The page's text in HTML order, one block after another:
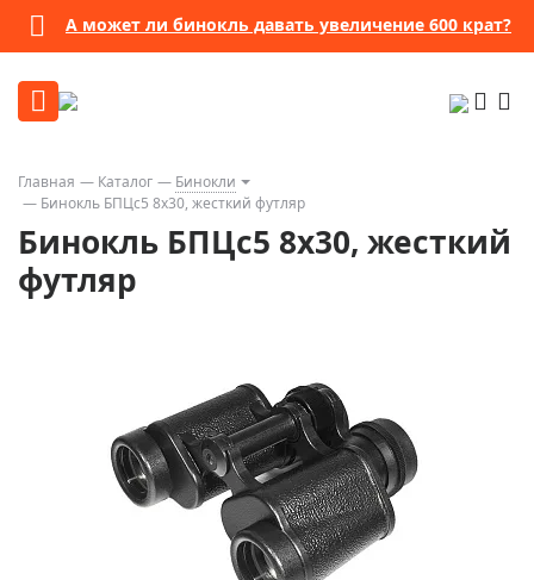
А может ли бинокль давать увеличение 600 крат?
Главная Каталог
Бинокли
Бинокль БПЦс5 8х30, жесткий футляр
Бинокль БПЦс5 8х30, жесткий
футляр